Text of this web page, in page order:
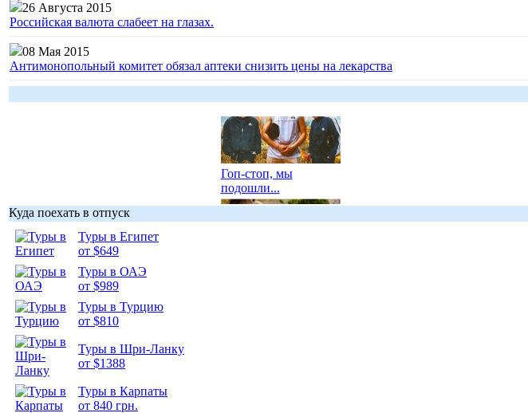
26 Августа 2015
Российская валюта слабеет на глазах.
08 Мая 2015
Антимонопольный комитет обязал аптеки снизить цены на лекарства
Гоп-стоп, мы
подошли...
Куда поехать в отпуск
Туры в Египет
от $649
Туры в ОАЭ
от $989
Туры в Турцию
от $810
Туры в Шри-Ланку
от $1388
Туры в Карпаты
от 840 грн.